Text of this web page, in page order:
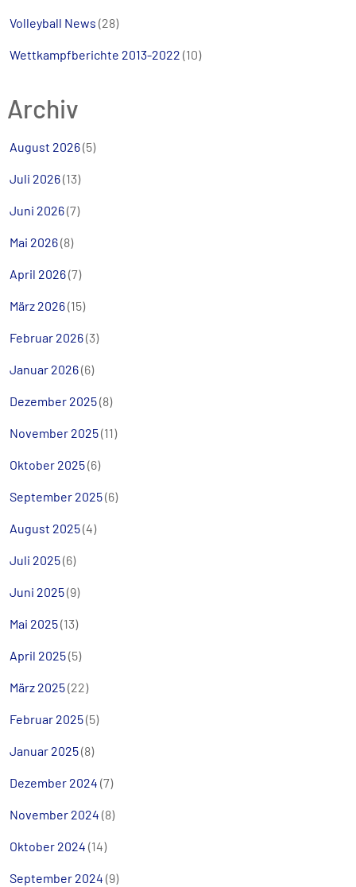
Volleyball News (28)
Wettkampfberichte 2013-2022 (10)
Archiv
August 2026(5)
Juli 2026(13)
Juni 2026(7)
Mai 2026(8)
April 2026(7)
März 2026(15)
Februar 2026(3)
Januar 2026(6)
Dezember 2025(8)
November 2025(11)
Oktober 2025(6)
September 2025(6)
August 2025(4)
Juli 2025(6)
Juni 2025(9)
Mai 2025(13)
April 2025(5)
März 2025(22)
Februar 2025(5)
Januar 2025(8)
Dezember 2024 (7)
November 2024 (8)
Oktober 2024 (14)
September 2024 (9)